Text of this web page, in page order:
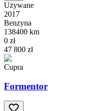
Używane
2017
Benzyna
138400 km
0 zł
47 800 zł
Cupra
Formentor